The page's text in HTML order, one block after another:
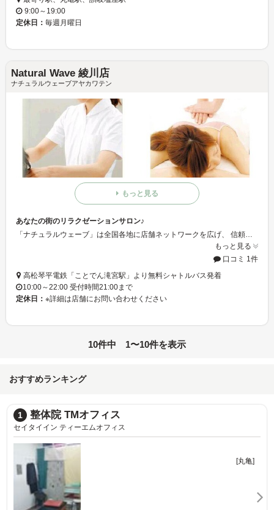
9:00～19:00
定休日： 毎週月曜日
Natural Wave 綾川店
ナチュラルウェーブアヤカワテン
もっと見る
あなたの街のリラクゼーションサロン♪
もっと見る
口コミ 1件
高松琴平電鉄「ことでん滝宮駅」より無料シャトルバス発着
10:00～22:00 受付時間21:00まで
定休日： ※詳細は店舗にお問い合わせください
10件中 1〜10件を表示
おすすめランキング
2 Re・fla
リ フラ